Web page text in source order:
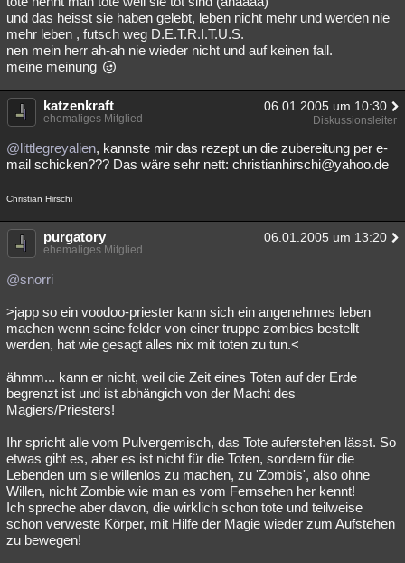
und das heisst sie haben gelebt, leben nicht mehr und werden nie
mehr leben , futsch weg D.E.T.R.I.T.U.S.
nen mein herr ah-ah nie wieder nicht und auf keinen fall.
meine meinung
katzenkraft 06.01.2005 um 10:30
ehemaliges Mitglied Diskussionsleiter
@littlegreyalien, kannste mir das rezept un die zubereitung per e-
mail schicken??? Das wäre sehr nett: christianhirschi@yahoo.de
Christian Hirschi
purgatory 06.01.2005 um 13:20
ehemaliges Mitglied
@snorri
>japp so ein voodoo-priester kann sich ein angenehmes leben
machen wenn seine felder von einer truppe zombies bestellt
werden, hat wie gesagt alles nix mit toten zu tun.<
ähmm... kann er nicht, weil die Zeit eines Toten auf der Erde
begrenzt ist und ist abhängich von der Macht des
Magiers/Priesters!
Ihr spricht alle vom Pulvergemisch, das Tote auferstehen lässt. So
etwas gibt es, aber es ist nicht für die Toten, sondern für die
Lebenden um sie willenlos zu machen, zu 'Zombis', also ohne
Willen, nicht Zombie wie man es vom Fernsehen her kennt!
Ich spreche aber davon, die wirklich schon tote und teilweise
schon verweste Körper, mit Hilfe der Magie wieder zum Aufstehen
zu bewegen!